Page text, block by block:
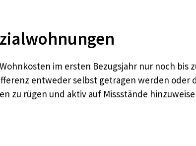
im ersten Bezugsjahr nur noch bis
entweder selbst getragen werden oder
zu rügen und aktiv auf Missstände